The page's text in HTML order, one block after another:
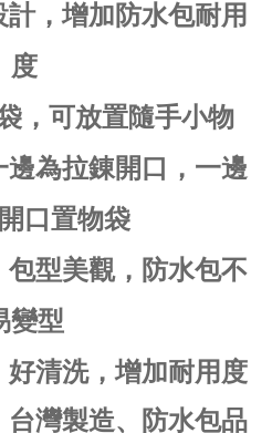
，增加防水包耐用
度
，可放置隨手小物
邊為拉錬開口，一邊
口置物袋
包型美觀，防水包不
變型
好清洗，增加耐用度
台灣製造、防水包品